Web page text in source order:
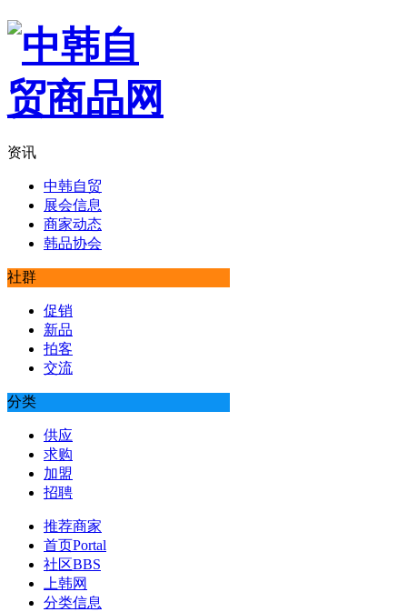
资讯
中韩自贸
展会信息
商家动态
韩品协会
社群
促销
新品
拍客
交流
分类
供应
求购
加盟
招聘
推荐商家
首页Portal
社区BBS
上韩网
分类信息